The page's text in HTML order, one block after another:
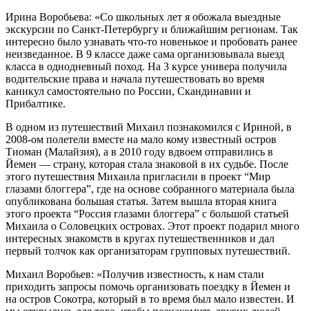
Ирина Воробьева: «Со школьных лет я обожала выездные
экскурсии по Санкт-Петербургу и ближайшим регионам. Так
интересно было узнавать что-то новенькое и пробовать ранее
неизведанное. В 9 классе даже сама организовывала выезд
класса в однодневный поход. На 3 курсе универа получила
водительские права и начала путешествовать во время
каникул самостоятельно по России, Скандинавии и
Прибалтике.
В одном из путешествий Михаил познакомился с Ириной, в
2008-ом полетели вместе на мало кому известный остров
Тиоман (Малайзия), а в 2010 году вдвоем отправились в
Йемен — страну, которая стала знаковой в их судьбе. После
этого путешествия Михаила пригласили в проект “Мир
глазами блоггера”, где на основе собранного материала была
опубликована большая статья. Затем вышла вторая книга
этого проекта “Россия глазами блоггера” с большой статьей
Михаила о Соловецких островах. Этот проект подарил много
интересных знакомств в кругах путешественников и дал
первый толчок как организаторам групповых путешествий.
Михаил Воробьев: «Получив известность, к нам стали
приходить запросы помочь организовать поездку в Йемен и
на остров Сокотра, который в то время был мало известен. И